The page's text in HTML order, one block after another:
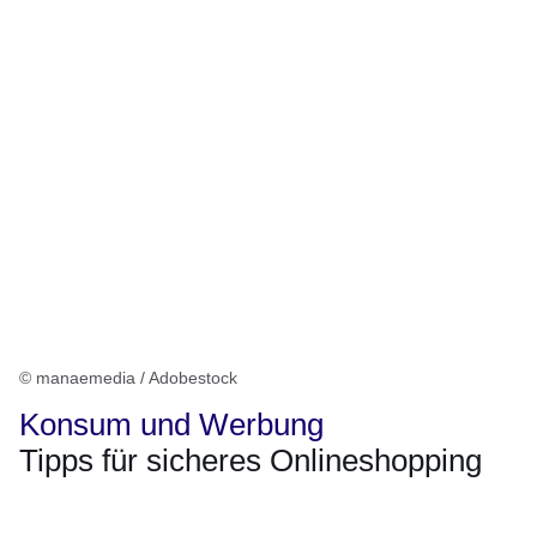
© manaemedia / Adobestock
Konsum und Werbung
Tipps für sicheres Onlineshopping